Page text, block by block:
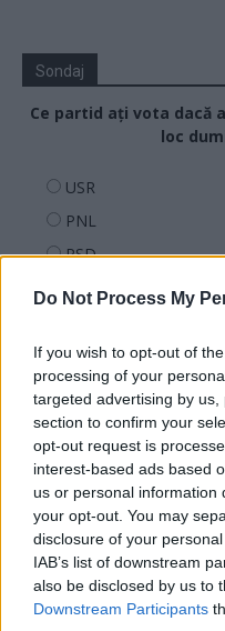
Do Not Process My
If you wish to opt-out of
processing of your
targeted advertising by
section to confirm your
opt-out request is
interest-based ads based
us or personal information
your opt-out. You may
disclosure of your
IAB’s list of downstream
also be disclosed by us to
Downstream Participants
Sondaj
Ce partid ați vota dacă
loc
USR
PNL
PSD
AUR
PMP (Tomac)
Forța Dreptei (L.
PNȚMM
REPER
SENS
SOS (Șoșoacă)
POT (Gavrilă)
PACE (Peia)
Acțiunea